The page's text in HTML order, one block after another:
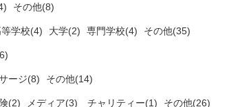
その他(8)
学校(4) 大学(2) 専門学校(4) その他(35)
ージ(8) その他(14)
(2) メディア(3) チャリティー(1) その他(26)